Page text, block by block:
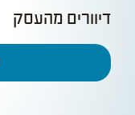
דיוורים מהעסק